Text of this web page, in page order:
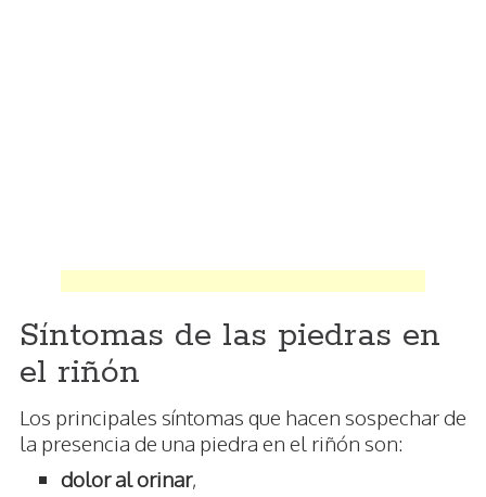
Síntomas de las piedras en
el riñón
Los principales síntomas que hacen sospechar de
la presencia de una piedra en el riñón son:
dolor al orinar,